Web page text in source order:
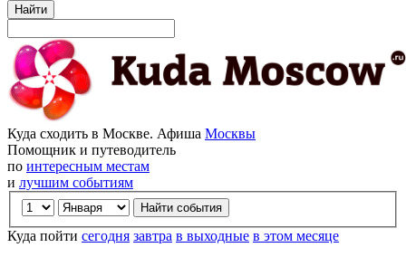
Найти
Куда сходить в Москве. Афиша Москвы
Помощник и путеводитель
по интересным местам
и лучшим событиям
Куда пойти сегодня завтра в выходные в этом месяце